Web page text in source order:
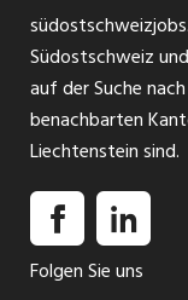
Südostschweiz
auf der Suche
benachbarten
Liechtenstein sind.
Folgen Sie uns